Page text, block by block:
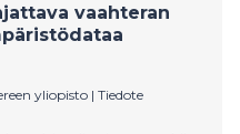
vaahteran
yliopisto | Tiedote